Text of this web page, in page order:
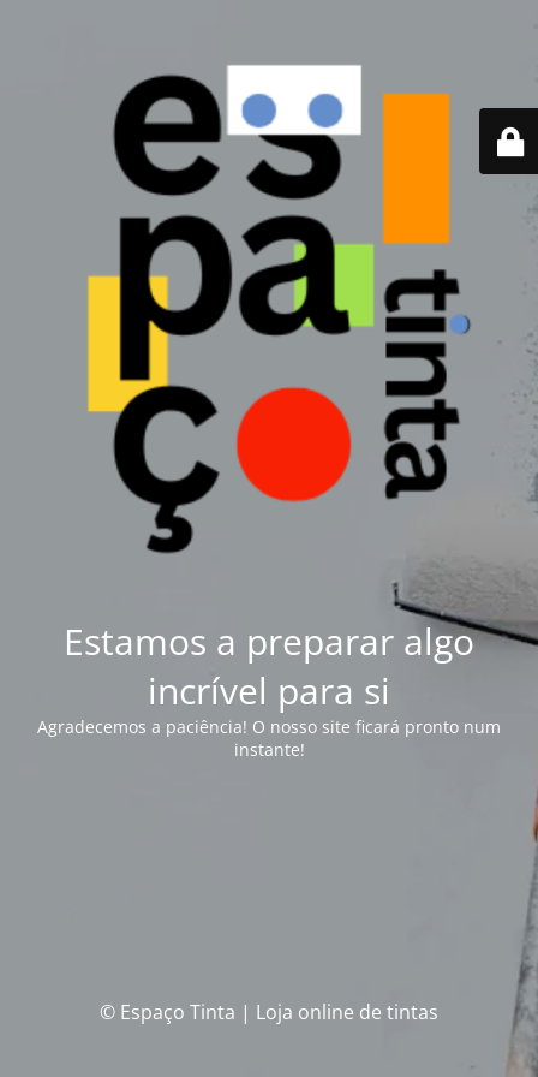
Estamos a preparar algo
incrível para si
Agradecemos a paciência! O nosso site ficará pronto num
instante!
© Espaço Tinta | Loja online de tintas